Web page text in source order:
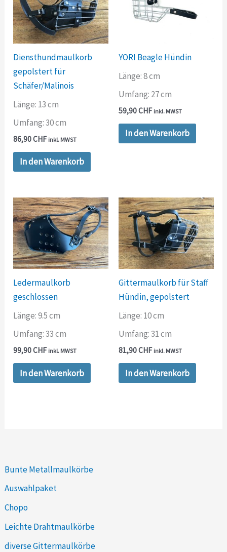
Bunte Metallmaulkörbe
Auswahlpaket
Chopo
Leichte Drahtmaulkörbe
diverse Gittermaulkörbe
Diensthundmaulkorb
gepolstert für
Schäfer/Malinois
Länge: 13 cm
Umfang: 30 cm
86,90CHF inkl. MWST
In den Warenkorb
YORI Beagle Hündin
Länge: 8 cm
Umfang: 27 cm
59,90CHF inkl. MWST
In den Warenkorb
Ledermaulkorb
geschlossen
Länge: 9.5 cm
Umfang: 33 cm
99,90CHF inkl. MWST
In den Warenkorb
Gittermaulkorb für Staff
Hündin, gepolstert
Länge: 10 cm
Umfang: 31 cm
81,90CHF inkl. MWST
In den Warenkorb